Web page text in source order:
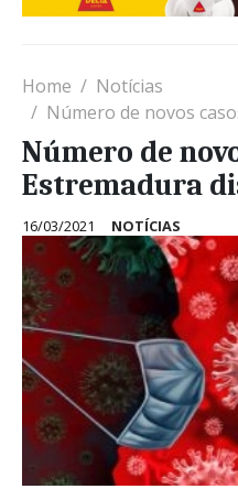
Home
Notícias
Número de novos casos
Número de
Estremadura
16/03/2021 NOTÍCIAS